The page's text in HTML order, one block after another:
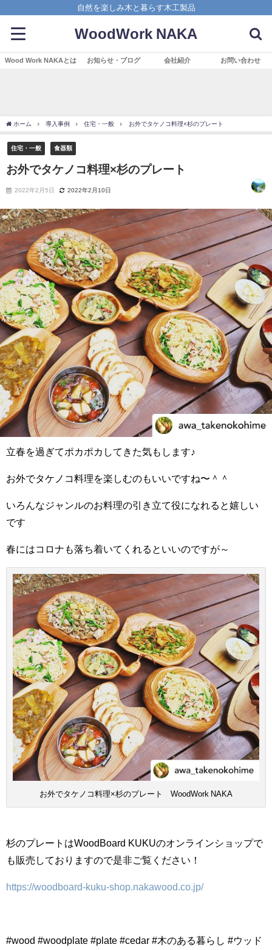
自然を楽しみ木と暮らす木工製品
WoodWork NAKA
Wood Work NAKAとは お知らせ・ブログ 会社紹介 お問い合わせ
ホーム 導入事例 住宅・一般 お外でタケノコ料理×杉のプレート
住宅・一般 食器類
お外でタケノコ料理×杉のプレート
2022年2月5日 2022年2月10日
立春を過ぎてポカポカしてきた気もします️♪
お外でタケノコ料理を楽しむのもいいですね〜＾＾
いろんなジャンルのお料理の引き立て役になれると嬉しい
です
春にはコロナも落ち着いてくれるといいのですが～
お外でタケノコ料理×杉のプレート WoodWork NAKA
杉のプレートはWoodBoard KUKUのオンラインショップで
も販売しておりますので是非ご覧ください！
https://woodboard-kuku-shop.nakawood.co.jp/
#wood #woodplate #plate #cedar #木のある暮らし #ウッド